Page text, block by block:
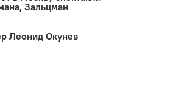
Зальцман
Леонид Окунев